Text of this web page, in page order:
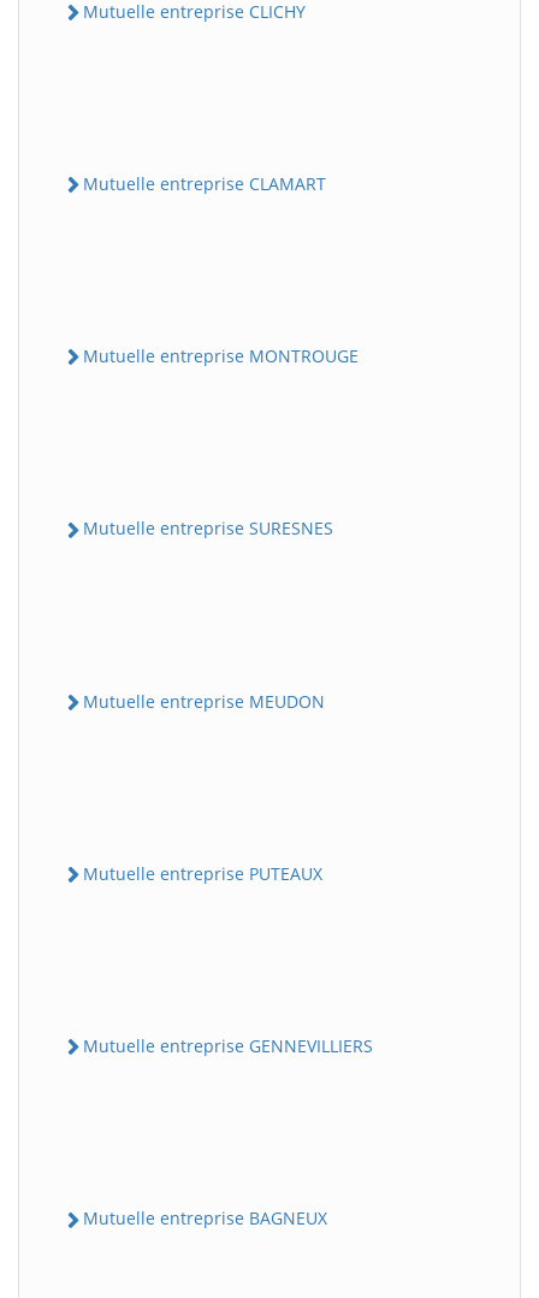
Mutuelle entreprise CLICHY
Mutuelle entreprise CLAMART
Mutuelle entreprise MONTROUGE
Mutuelle entreprise SURESNES
Mutuelle entreprise MEUDON
Mutuelle entreprise PUTEAUX
Mutuelle entreprise GENNEVILLIERS
Mutuelle entreprise BAGNEUX